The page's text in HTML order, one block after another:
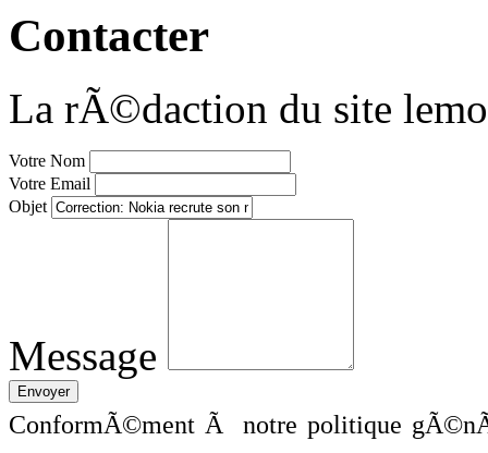
Contacter
La rÃ©daction du site
Votre Nom
Votre Email
Objet
Message
ConformÃ©ment Ã notre politique